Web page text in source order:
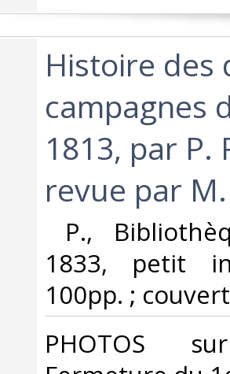
‎Histoire des
campagnes
1813, par P.
revue par
P.,
1833, petit
100pp. ;
‎PHOTOS